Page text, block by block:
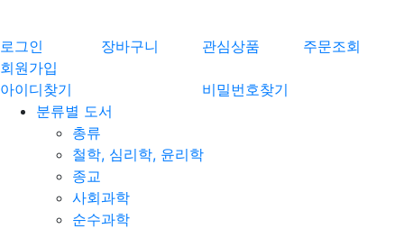
로그인 장바구니 관심상품
주문조회
회원가입
아이디찾기
비밀번호찾기
분류별 도서
총류
철학, 심리학, 윤리학
종교
사회과학
순수과학